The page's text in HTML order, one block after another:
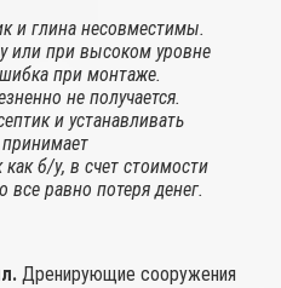
и глина несовместимы.
или при высоком уровне
при монтаже.
не получается.
и устанавливать
б/у, в счет стоимости
все равно потеря денег.
Дренирующие сооружения